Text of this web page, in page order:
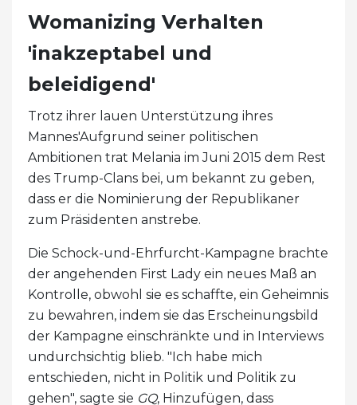
Womanizing Verhalten
'inakzeptabel und
beleidigend'
Trotz ihrer lauen Unterstützung ihres
Mannes'Aufgrund seiner politischen
Ambitionen trat Melania im Juni 2015 dem Rest
des Trump-Clans bei, um bekannt zu geben,
dass er die Nominierung der Republikaner
zum Präsidenten anstrebe.
Die Schock-und-Ehrfurcht-Kampagne brachte
der angehenden First Lady ein neues Maß an
Kontrolle, obwohl sie es schaffte, ein Geheimnis
zu bewahren, indem sie das Erscheinungsbild
der Kampagne einschränkte und in Interviews
undurchsichtig blieb. "Ich habe mich
entschieden, nicht in Politik und Politik zu
gehen", sagte sie GQ, Hinzufügen, dass